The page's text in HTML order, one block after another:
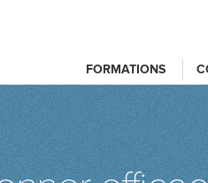
FORMATIONS